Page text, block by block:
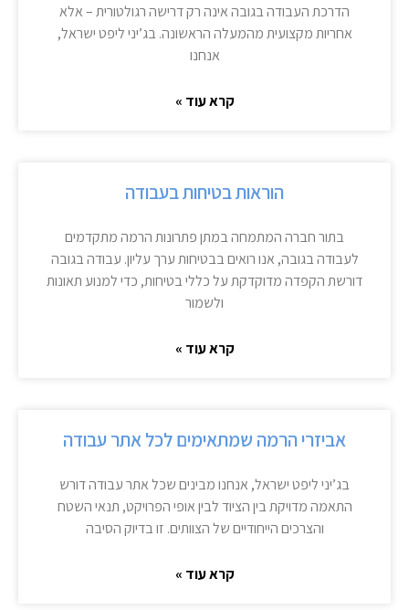
הדרכת העבודה בגובה אינה רק דרישה רגולטורית – אלא
אחריות מקצועית מהמעלה הראשונה. בג’יני ליפט ישראל,
אנחנו
קרא עוד »
הוראות בטיחות בעבודה
בתור חברה המתמחה במתן פתרונות הרמה מתקדמים
לעבודה בגובה, אנו רואים בבטיחות ערך עליון. עבודה בגובה
דורשת הקפדה מדוקדקת על כללי בטיחות, כדי למנוע תאונות
ולשמור
קרא עוד »
אביזרי הרמה שמתאימים לכל אתר עבודה
בג’יני ליפט ישראל, אנחנו מבינים שכל אתר עבודה דורש
התאמה מדויקת בין הציוד לבין אופי הפרויקט, תנאי השטח
והצרכים הייחודיים של הצוותים. זו בדיוק הסיבה
קרא עוד »